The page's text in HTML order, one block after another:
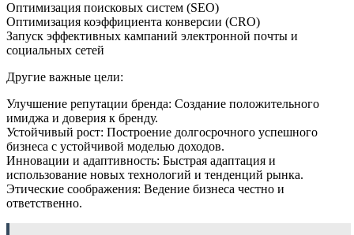
Оптимизация поисковых систем (SEO)
Оптимизация коэффициента конверсии (CRO)
Запуск эффективных кампаний электронной почты и
социальных сетей
Другие важные цели:
Улучшение репутации бренда: Создание положительного
имиджа и доверия к бренду.
Устойчивый рост: Построение долгосрочного успешного
бизнеса с устойчивой моделью доходов.
Инновации и адаптивность: Быстрая адаптация и
использование новых технологий и тенденций рынка.
Этические соображения: Ведение бизнеса честно и
ответственно.